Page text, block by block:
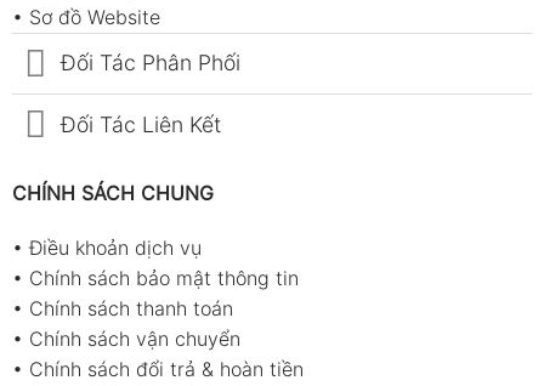
• Sơ đồ Website
Đối Tác Phân Phối
Đối Tác Liên Kết
CHÍNH SÁCH CHUNG
•Điều khoản dịch vụ
• Chính sách bảo mật thông tin
• Chính sách thanh toán
• Chính sách vận chuyển
• Chính sách đổi trả & hoàn tiền